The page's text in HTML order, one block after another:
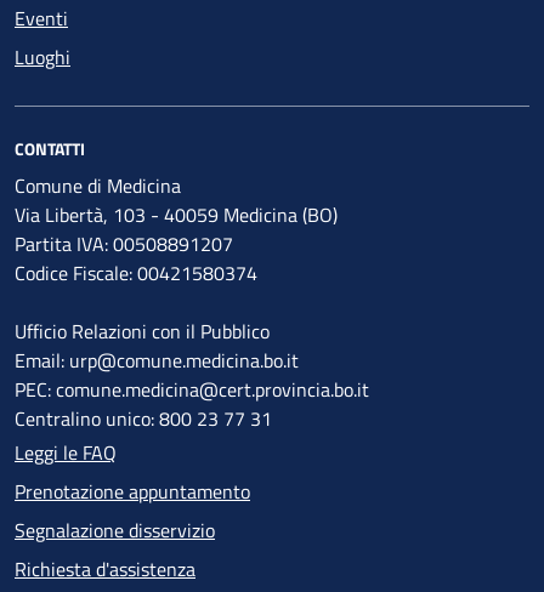
Eventi
Luoghi
CONTATTI
Comune di Medicina
Via Libertà, 103 - 40059 Medicina (BO)
Partita IVA: 00508891207
Codice Fiscale: 00421580374
Ufficio Relazioni con il Pubblico
Email: urp@comune.medicina.bo.it
PEC: comune.medicina@cert.provincia.bo.it
Centralino unico: 800 23 77 31
Leggi le FAQ
Prenotazione appuntamento
Segnalazione disservizio
Richiesta d'assistenza